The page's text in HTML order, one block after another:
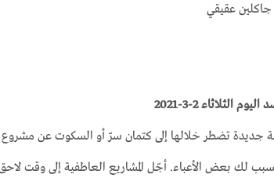
جاكلين عقيقي
الثلاثاء 2-3-2021
جديدة تضطر خلالها إلى كتمان سرّ أو السكوت عن مشروع
لك بعض الأعباء. أجّل المشاريع العاطفية إلى وقت